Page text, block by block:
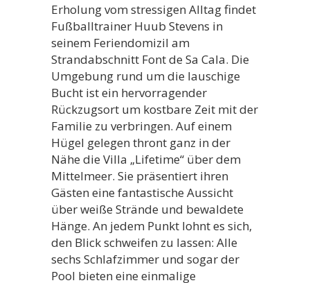
Erholung vom stressigen Alltag findet
Fußballtrainer Huub Stevens in
seinem Feriendomizil am
Strandabschnitt Font de Sa Cala. Die
Umgebung rund um die lauschige
Bucht ist ein hervorragender
Rückzugsort um kostbare Zeit mit der
Familie zu verbringen. Auf einem
Hügel gelegen thront ganz in der
Nähe die Villa „Lifetime“ über dem
Mittelmeer. Sie präsentiert ihren
Gästen eine fantastische Aussicht
über weiße Strände und bewaldete
Hänge. An jedem Punkt lohnt es sich,
den Blick schweifen zu lassen: Alle
sechs Schlafzimmer und sogar der
Pool bieten eine einmalige